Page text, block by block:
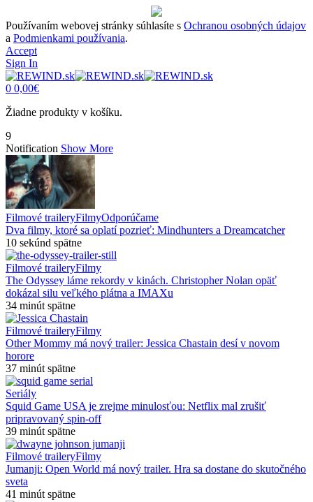
Používaním webovej stránky súhlasíte s Ochranou osobných údajov
a Podmienkami používania.
Accept
Sign In
0 0,00€
Žiadne produkty v košíku.
9
Notification Show More
Filmové traileryFilmyOdporúčame
Dva filmy, ktoré sa oplatí pozrieť: Mindhunters a Dreamcatcher
10 sekúnd spätne
Filmové traileryFilmy
The Odyssey láme rekordy v kinách. Christopher Nolan opäť
dokázal silu veľkého plátna a IMAXu
34 minút spätne
Filmové traileryFilmy
Other Mommy má nový trailer: Jessica Chastain desí v novom
horore
37 minút spätne
Seriály
Squid Game USA je zrejme minulosťou: Netflix mal zrušiť
pripravovaný spin-off
39 minút spätne
Filmové traileryFilmy
Jumanji: Open World má nový trailer. Hra sa dostane do skutočného
sveta
41 minút spätne